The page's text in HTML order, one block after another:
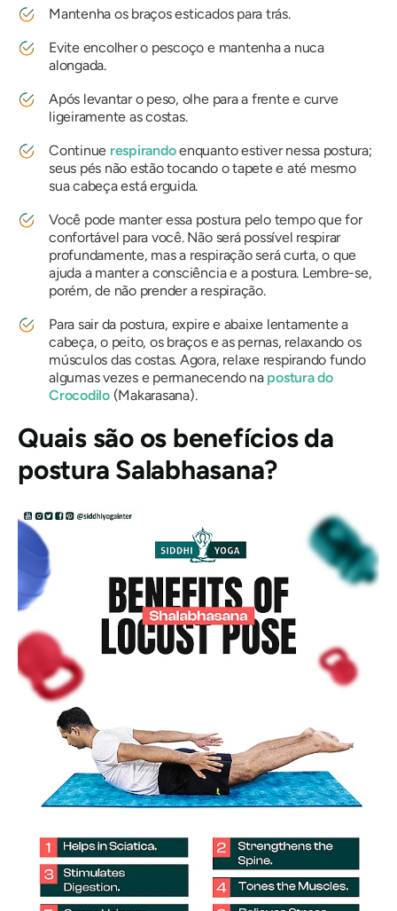
Mantenha os braços esticados para trás.
Evite encolher o pescoço e mantenha a nuca
alongada.
Após levantar o peso, olhe para a frente e curve
ligeiramente as costas.
Continue respirandoenquanto estiver nessa postura;
seus pés não estão tocando o tapete e até mesmo
sua cabeça está erguida.
Você pode manter essa postura pelo tempo que for
confortável para você. Não será possível respirar
profundamente, mas a respiração será curta, o que
ajuda a manter a consciência e a postura. Lembre-se,
porém, de não prender a respiração.
Para sair da postura, expire e abaixe lentamente a
cabeça, o peito, os braços e as pernas, relaxando os
músculos das costas. Agora, relaxe respirando fundo
algumas vezes e permanecendo na postura do
Crocodilo (Makarasana).
Quais são os benefícios da
postura Salabhasana?